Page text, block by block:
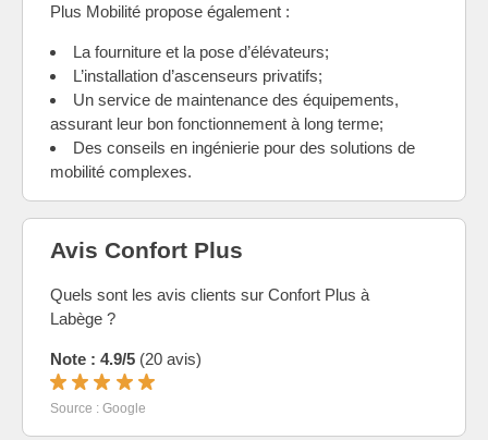
Plus Mobilité propose également :
La fourniture et la pose d’élévateurs;
L’installation d’ascenseurs privatifs;
Un service de maintenance des équipements,
assurant leur bon fonctionnement à long terme;
Des conseils en ingénierie pour des solutions de
mobilité complexes.
Avis Confort Plus
Quels sont les avis clients sur Confort Plus à
Labège ?
Note : 4.9/5 (20 avis)
Source : Google